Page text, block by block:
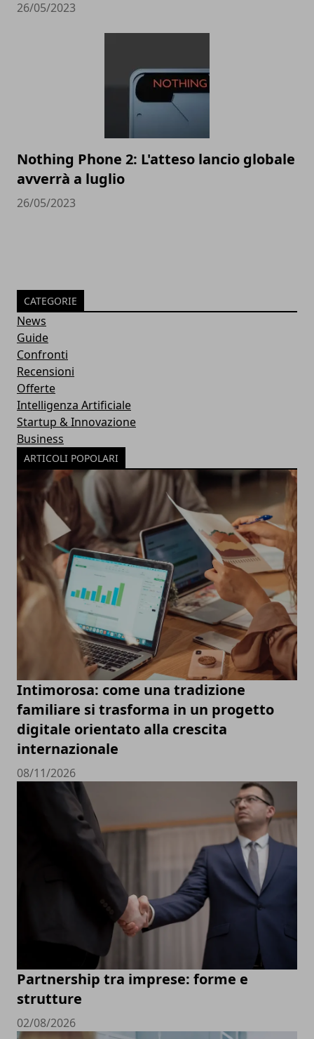
26/05/2023
Nothing Phone 2: L'atteso lancio globale
avverrà a luglio
26/05/2023
CATEGORIE
News
Guide
Confronti
Recensioni
Offerte
Intelligenza Artificiale
Startup & Innovazione
Business
ARTICOLI POPOLARI
Intimorosa: come una tradizione
familiare si trasforma in un progetto
digitale orientato alla crescita
internazionale
08/11/2026
Partnership tra imprese: forme e
strutture
02/08/2026